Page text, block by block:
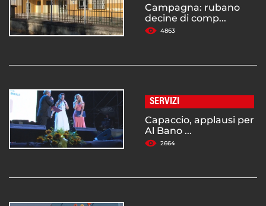
Campagna: rubano
decine di comp...
4863
SERVIZI
Capaccio, applausi per
Al Bano ...
2664